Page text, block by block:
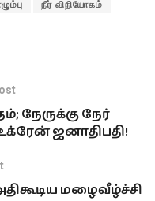
நீர் விநியோகம்
நேருக்கு நேர்
ஜனாதிபதி!
மழைவீழ்ச்சி